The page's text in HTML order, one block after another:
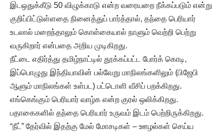
இடஒதுக்கீடு 50 விழுக்காடு என்ற வரையறை நீக்கப்படும் என்று
குறிப்பிட்டுள்ளதை நினைத்துப் பார்த்தால், தந்தை பெரியார்
உடலால் மறைந்தாலும் கொள்கையால் நாளும் வெற்றி பெற்று
வருகிறார் என்பதை அறிய முடிகிறது.
நீட்டை எதிர்த்து தமிழ்நாட்டில் தூக்கப்பட்ட போர்க் கொடி,
இப்பொழுது இந்தியாவின் பல்வேறு மாநிலங்களிலும் (பிஜேபி
ஆளும் மாநிலங்கள் உள்பட) பட்டொளி வீசிப் பறக்கிறது.
எங்கெங்கும் பெரியார் வாழ்க என்ற குரல் ஒலிக்கிறது.
பதாகைகளில் தந்தை பெரியார் உருவம் இடம் பெற்றிருக்கிறது.
“நீட்” தேர்வில் இதற்கு மேல் மோசடிகள் – ஊழல்கள் செய்ய